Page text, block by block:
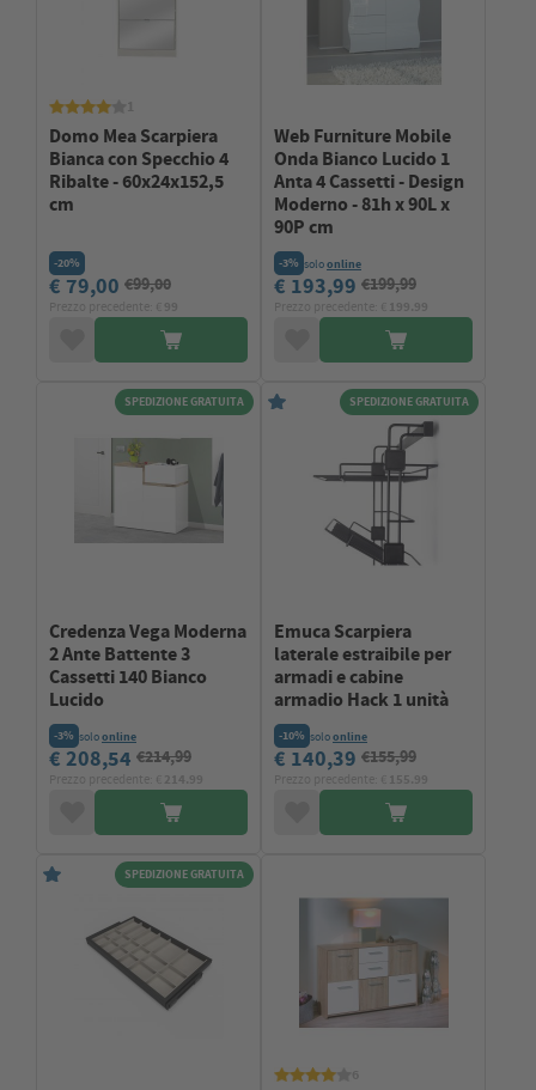
Domo Mea Scarpiera
Bianca con Specchio 4
Ribalte - 60x24x152,5
cm
-20%
€ 79,00 €99,00
Web Furniture Mobile
Onda Bianco Lucido 1
Anta 4 Cassetti - Design
Moderno - 81h x 90L x
90P cm
-3% soloonline
€ 193,99 €199,99
SPEDIZIONE GRATUITA
Credenza Vega Moderna
2 Ante Battente 3
Cassetti 140 Bianco
Lucido
-3% soloonline
€ 208,54 €214,99
SPEDIZIONE GRATUITA
Emuca Scarpiera
laterale estraibile per
armadi e cabine
armadio Hack 1 unità
-10% soloonline
€ 140,39 €155,99
SPEDIZIONE GRATUITA